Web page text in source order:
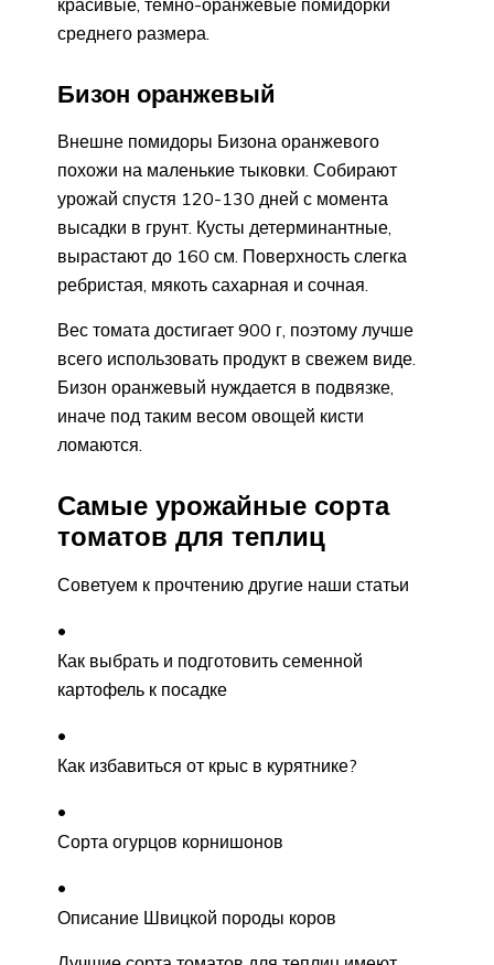
среднего размера.
Бизон оранжевый
Внешне помидоры Бизона оранжевого
похожи на маленькие тыковки. Собирают
урожай спустя 120-130 дней с момента
высадки в грунт. Кусты детерминантные,
вырастают до 160 см. Поверхность слегка
ребристая, мякоть сахарная и сочная.
Вес томата достигает 900 г, поэтому лучше
всего использовать продукт в свежем виде.
Бизон оранжевый нуждается в подвязке,
иначе под таким весом овощей кисти
ломаются.
Самые урожайные сорта
томатов для теплиц
Советуем к прочтению другие наши статьи
Как выбрать и подготовить семенной
картофель к посадке
Как избавиться от крыс в курятнике?
Сорта огурцов корнишонов
Описание Швицкой породы коров